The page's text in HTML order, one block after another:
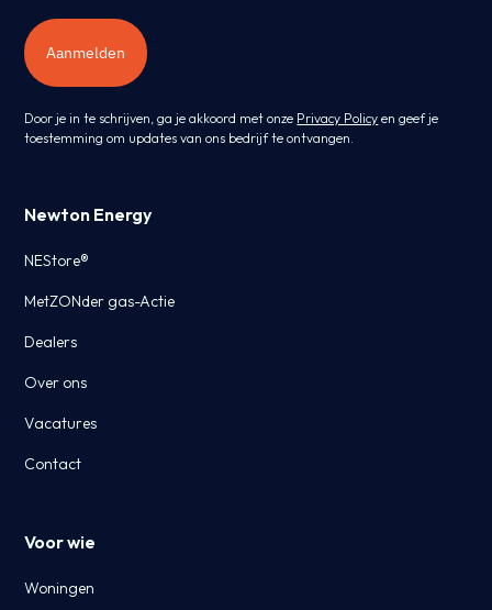
Aanmelden
Door je in te schrijven, ga je akkoord met onze Privacy Policy en geef je
toestemming om updates van ons bedrijf te ontvangen.
Newton Energy
NEStore®
MetZONder gas-Actie
Dealers
Over ons
Vacatures
Contact
Voor wie
Woningen